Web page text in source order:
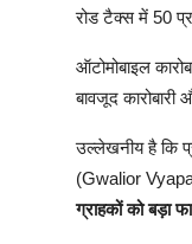
रोड टैक्स में 50
ऑटोमोबाइल
बावजूद
उल्लेखनीय है कि
(Gwalior
ग्राहकों को बड़ा